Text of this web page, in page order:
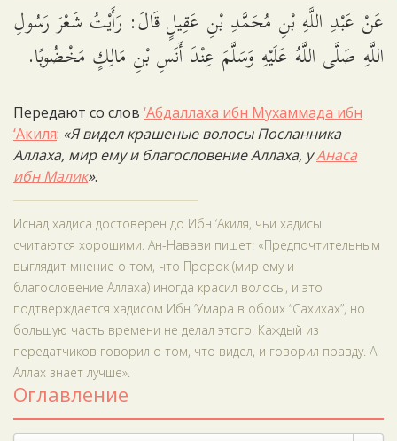
عَنْ عَبْدِ اللَّهِ بْنِ مُحَمَّدِ بْنِ عَقِيلٍ قَالَ: رَأَيْتُ شَعْرَ رَسُولِ
اللَّهِ صَلَّى اللَّهُ عَلَيْهِ وَسَلَّمَ عِنْدَ أَنَسِ بْنِ مَالِكٍ مَخْضُوبًا.
Передают со слов ‘Абдаллаха ибн Мухаммада ибн
‘Акиля: «Я видел крашеные волосы Посланника
Аллаха, мир ему и благословение Аллаха, уАнаса
ибн Малик».
Иснад хадиса достоверен до Ибн ‘Акиля, чьи хадисы
считаются хорошими. Ан-Навави пишет: «Предпочтительным
выглядит мнение о том, что Пророк (мир ему и
благословение Аллаха) иногда красил волосы, и это
подтверждается хадисом Ибн ‘Умара в обоих “Сахихах”, но
большую часть времени не делал этого. Каждый из
передатчиков говорил о том, что видел, и говорил правду. А
Аллах знает лучше».
Оглавление